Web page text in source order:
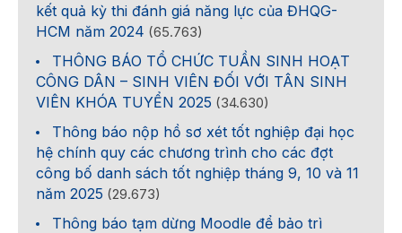
kết quả kỳ thi đánh giá năng lực của ĐHQG-
HCM năm 2024 (65.763)
THÔNG BÁO TỔ CHỨC TUẦN SINH HOẠT
CÔNG DÂN – SINH VIÊN ĐỐI VỚI TÂN SINH
VIÊN KHÓA TUYỂN 2025 (34.630)
Thông báo nộp hồ sơ xét tốt nghiệp đại học
hệ chính quy các chương trình cho các đợt
công bố danh sách tốt nghiệp tháng 9, 10 và 11
năm 2025 (29.673)
Thông báo tạm dừng Moodle để bảo trì